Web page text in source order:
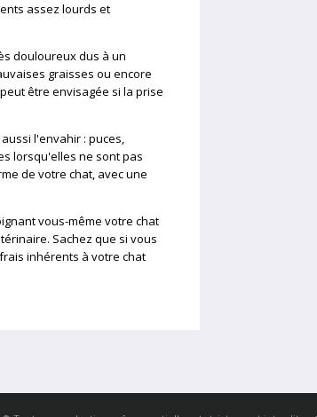
assez lourds et
douloureux dus à un
graisses ou encore
être envisagée si la prise
l'envahir : puces,
lorsqu'elles ne sont pas
de votre chat, avec une
vous-même votre chat
Sachez que si vous
inhérents à votre chat